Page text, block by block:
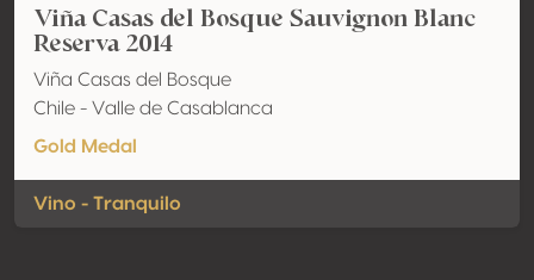
Viña Casas del Bosque Sauvignon Blanc
Reserva 2014
Viña Casas del Bosque
Chile - Valle de Casablanca
Gold Medal
Vino - Tranquilo